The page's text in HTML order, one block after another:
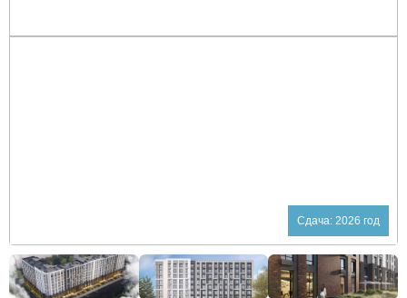
Сдача: 2026 год